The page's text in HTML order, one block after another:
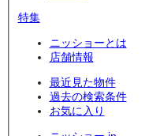
特集
ニッショーとは
店舗情報
最近見た物件
過去の検索条件
お気に入り